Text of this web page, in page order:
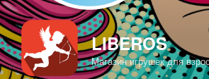
LIBEROS
Магазин игрушек для